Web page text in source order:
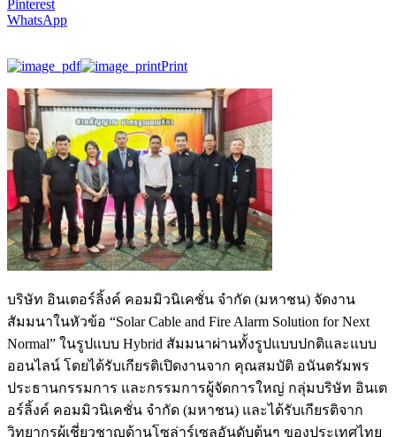
Pinterest
WhatsApp
Print
บริษัท อินเตอร์ลิ้งค์ คอมมิวนิเคชั่น จำกัด (มหาชน) จัดงาน
สัมมนาในหัวข้อ “Solar Cable and Fire Alarm Solution for Next
Normal” ในรูปแบบ Hybrid สัมมนาผ่านทั้งรูปแบบปกติและแบบ
ออนไลน์ โดยได้รับเกียรติเปิดงานจาก คุณสมบัติ อนันตรัมพร
ประธานกรรมการ และกรรมการผู้จัดการใหญ่ กลุ่มบริษัท อินเต
อร์ลิ้งค์ คอมมิวนิเคชั่น จำกัด (มหาชน) และได้รับเกียรติจาก
วิทยากรผู้เชี่ยวชาญด้านโซล่าร์เซลอันดับต้นๆ ของประเทศไทย